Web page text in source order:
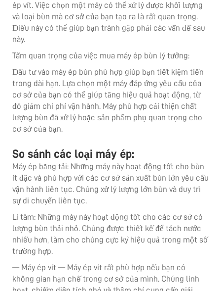
ép vít. Việc chọn một máy có thể xử lý được khối lượng
và loại bùn mà cơ sở của bạn tạo ra là rất quan trọng.
Điều này có thể giúp bạn tránh gặp phải các vấn đề sau
này.
Tầm quan trọng của việc mua máy ép bùn lý tưởng:
Đầu tư vào máy ép bùn phù hợp giúp bạn tiết kiệm tiền
trong dài hạn. Lựa chọn một máy đáp ứng yêu cầu của
cơ sở của bạn có thể giúp tăng hiệu quả hoạt động, từ
đó giảm chi phí vận hành. Máy phù hợp cải thiện chất
lượng bùn đã xử lý hoặc sản phẩm phụ quan trọng cho
cơ sở của bạn.
So sánh các loại máy ép:
Máy ép băng tải: Những máy này hoạt động tốt cho bùn
ít đặc và phù hợp với các cơ sở sản xuất bùn lớn yêu cầu
vận hành liên tục. Chúng xử lý lượng lớn bùn và duy trì
sự di chuyển liên tục.
Li tâm: Những máy này hoạt động tốt cho các cơ sở có
lượng bùn thải nhỏ. Chúng được thiết kế để tách nước
nhiều hơn, làm cho chúng cực kỳ hiệu quả trong một số
trường hợp.
— Máy ép vít — Máy ép vít rất phù hợp nếu bạn có
không gian hạn chế trong cơ sở của mình. Chúng linh